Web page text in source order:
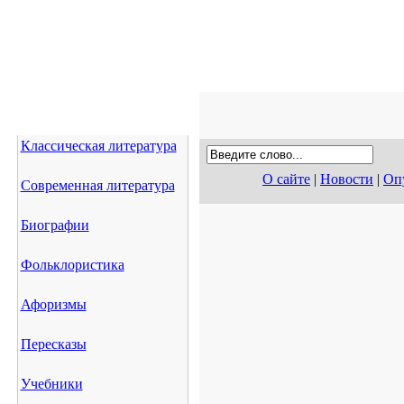
Классическая литература
Современная литература
Биографии
Фольклористика
Афоризмы
Пересказы
Учебники
О сайте | Новости |